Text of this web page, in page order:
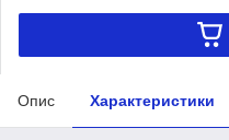
Опис Характеристики